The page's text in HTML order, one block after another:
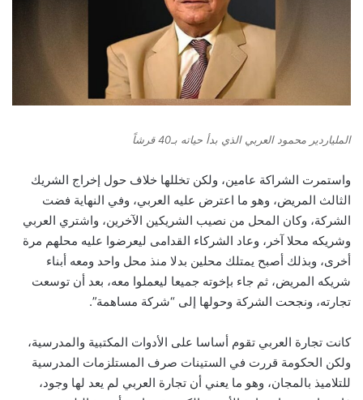
الملياردير محمود العربي الذي بدأ حياته بـ40 قرشاً
واستمرت الشراكة عامين، ولكن تخللها خلاف حول إخراج الشريك
الثالث المريض، وهو ما اعترض عليه العربي، وفي النهاية فضت
الشركة، وكان المحل من نصيب الشريكين الآخرين، واشتري العربي
وشريكه محلا آخر، وعاد الشركاء القدامى ليعرضوا عليه محلهم مرة
أخرى، وبذلك أصبح يمتلك محلين بدلا منذ محل واحد ومعه أبناء
شريكه المريض، ثم جاء بإخوته جميعا ليعملوا معه، بعد أن توسعت
تجارته، ونجحت الشركة وحولها إلى “شركة مساهمة”.
كانت تجارة العربي تقوم أساسا على الأدوات المكتبية والمدرسية،
ولكن الحكومة قررت في الستينات صرف المستلزمات المدرسية
للتلاميذ بالمجان، وهو ما يعني أن تجارة العربي لم يعد لها وجود،